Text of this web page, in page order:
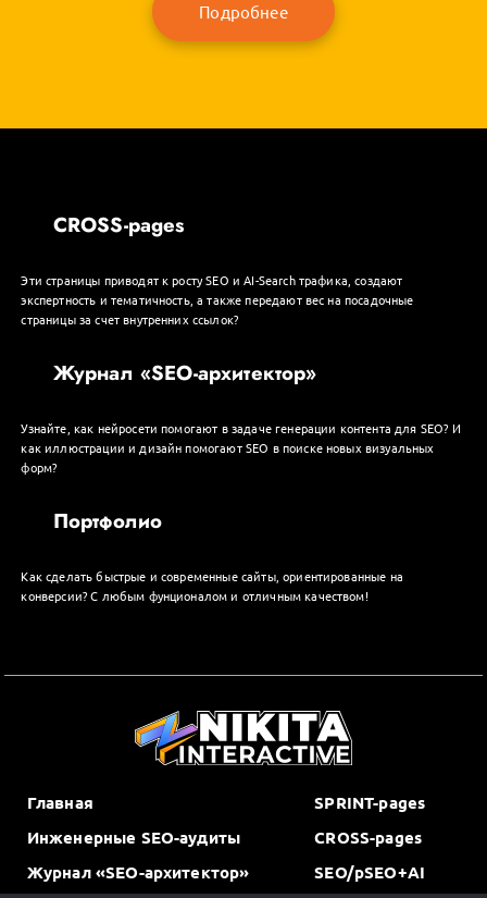
Подробнее
CROSS-pages
Эти страницы приводят к росту SEO и AI-Search трафика, создают
экспертность и тематичность, а также передают вес на посадочные
страницы за счет внутренних ссылок?
Журнал «SEO-архитектор»
Узнайте, как нейросети помогают в задаче генерации контента для SEO? И
как иллюстрации и дизайн помогают SEO в поиске новых визуальных
форм?
Портфолио
Как сделать быстрые и современные сайты, ориентированные на
конверсии? С любым фунционалом и отличным качеством!
Главная
Инженерные SEO-аудиты
Журнал «SEO-архитектор»
SPRINT-pages
CROSS-pages
SEO/pSEO+AI